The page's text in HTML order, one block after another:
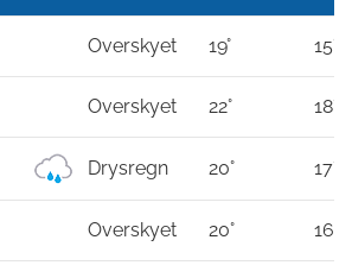
Overskyet 19° 15°
Overskyet 22° 18°
Drysregn 20° 17°
Overskyet 20° 16°